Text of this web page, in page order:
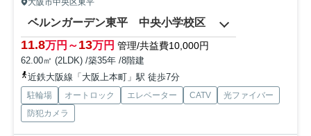
ベルンガーデン東平 中央小学校区
11.8万円～13万円 管理/共益費10,000円
62.00㎡ (2LDK) /築35年 /8階建
近鉄大阪線「大阪上本町」駅 徒歩7分
駐輪場 オートロック エレベーター CATV
光ファイバー
防犯カメラ